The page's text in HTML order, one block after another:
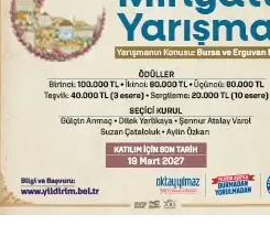
YENİ Parti Genel Başkanı
Çerçeve Yasa yorumu
Serbest piyasada döviz
Serbest piyasada altın